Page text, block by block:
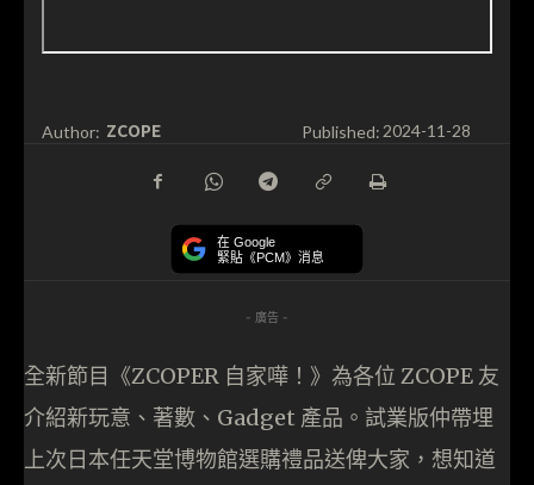
Author: ZCOPE Published:2024-11-28
在 Google
緊貼《PCM》消息
- 廣告 -
全新節目《ZCOPER 自家嘩！》為各位 ZCOPE 友
介紹新玩意、著數、Gadget 產品。試業版仲帶埋
上次日本任天堂博物館選購禮品送俾大家，想知道